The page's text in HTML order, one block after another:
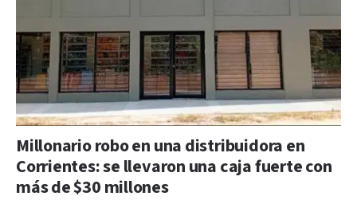
Millonario robo en una distribuidora en
Corrientes: se llevaron una caja fuerte con
más de $30 millones